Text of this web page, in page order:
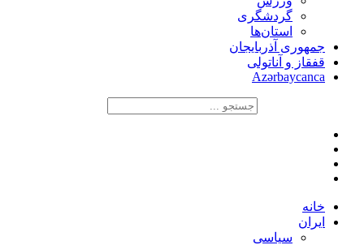
گردشگری
استان‌ها
جمهوری آذربایجان
قفقاز و آناتولی
Azərbaycanca
خانه
ایران
سیاسی